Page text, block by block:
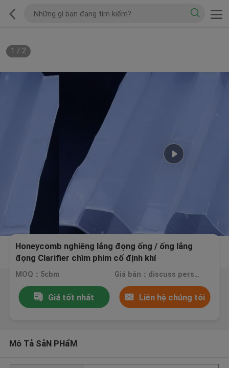
1 / 2
Honeycomb nghiêng lắng đọng ống / ống lắng
đọng Clarifier chìm phim cố định khí
MOQ：5cbm Giá bán：discuss personally
Giá tốt nhất Liên hệ chúng tôi
Mô Tả SảN PHẩM